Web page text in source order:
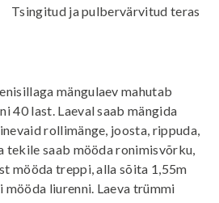
Tsingitud ja pulbervärvitud teras
mängulaev mahutab
40 last. Laeval saab mängida
rollimänge, joosta, rippuda,
tekile saab mööda ronimisvõrku,
mööda treppi, alla sõita 1,55m
liurenni. Laeva trümmi